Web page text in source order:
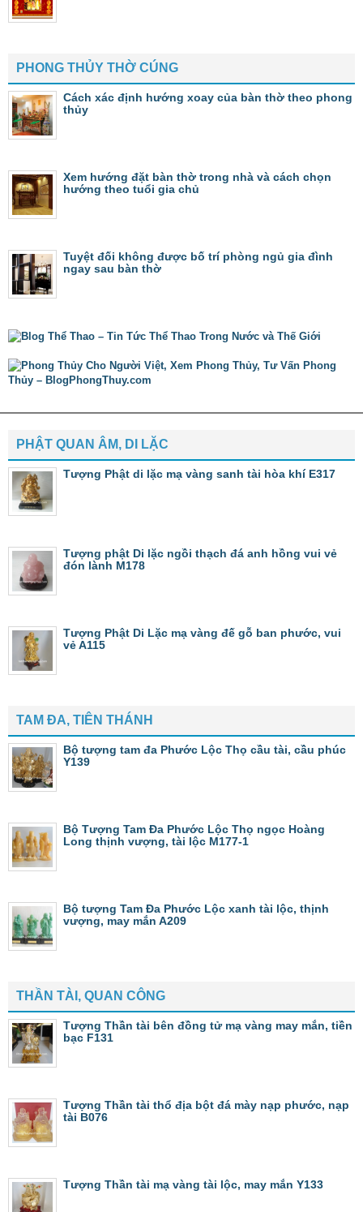
PHONG THỦY THỜ CÚNG
Cách xác định hướng xoay của bàn thờ theo phong
thủy
Xem hướng đặt bàn thờ trong nhà và cách chọn
hướng theo tuổi gia chủ
Tuyệt đối không được bố trí phòng ngủ gia đình
ngay sau bàn thờ
PHẬT QUAN ÂM, DI LẶC
Tượng Phật di lặc mạ vàng sanh tài hòa khí E317
Tượng phật Di lặc ngồi thạch đá anh hồng vui vẻ
đón lành M178
Tượng Phật Di Lặc mạ vàng đế gỗ ban phước, vui
vẻ A115
TAM ĐA, TIÊN THÁNH
Bộ tượng tam đa Phước Lộc Thọ cầu tài, cầu phúc
Y139
Bộ Tượng Tam Đa Phước Lộc Thọ ngọc Hoàng
Long thịnh vượng, tài lộc M177-1
Bộ tượng Tam Đa Phước Lộc xanh tài lộc, thịnh
vượng, may mắn A209
THẦN TÀI, QUAN CÔNG
Tượng Thần tài bên đồng tử mạ vàng may mắn, tiền
bạc F131
Tượng Thần tài thổ địa bột đá mày nạp phước, nạp
tài B076
Tượng Thần tài mạ vàng tài lộc, may mắn Y133